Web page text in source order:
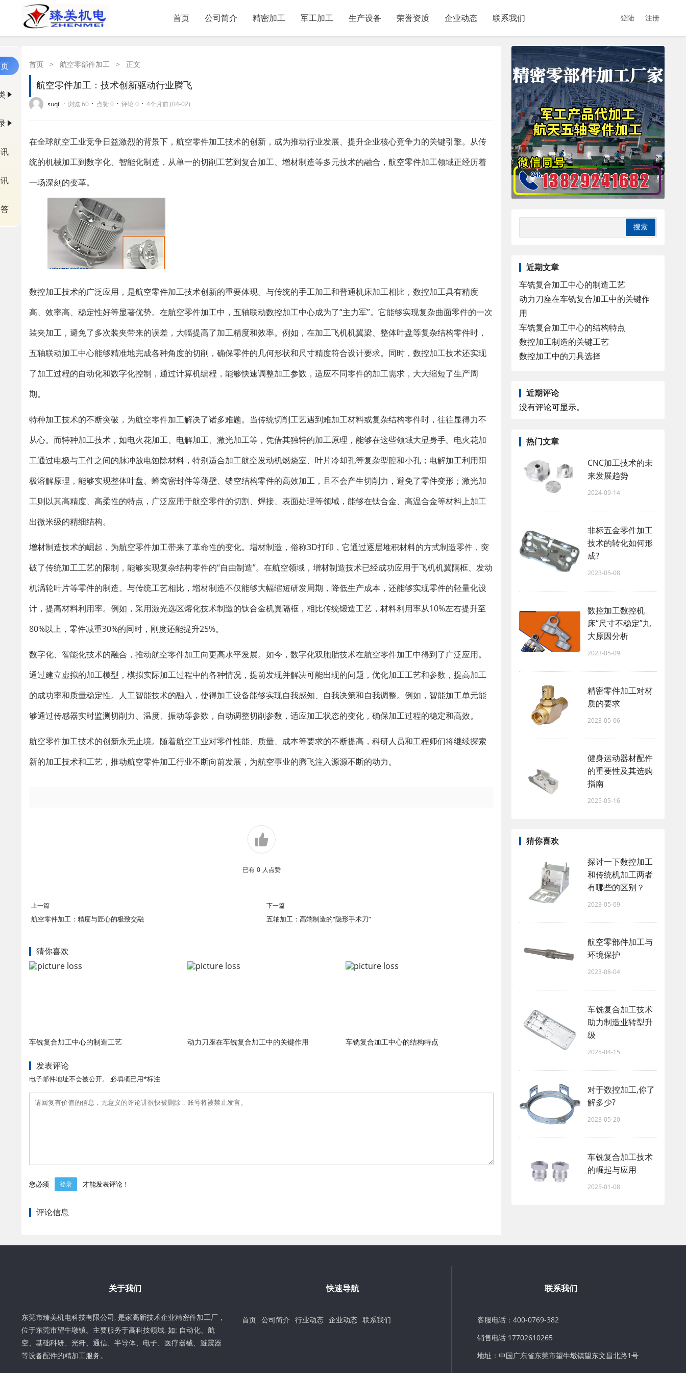
首页 公司简介 精密加工 军工加工 生产设备 荣誉资质 企业动态 联系我们 登陆 注册
首页 > 航空零部件加工 > 正文
航空零件加工：技术创新驱动行业腾飞
suqi · 浏览 60 · 点赞 0 · 评论 0 · 4个月前 (04-02)
在全球航空工业竞争日益激烈的背景下，航空零件加工技术的创新，成为推动行业发展、提升企业核心竞争力的关键引擎。从传
统的机械加工到数字化、智能化制造，从单一的切削工艺到复合加工、增材制造等多元技术的融合，航空零件加工领域正经历着
一场深刻的变革。
数控加工技术的广泛应用，是航空零件加工技术创新的重要体现。与传统的手工加工和普通机床加工相比，数控加工具有精度
高、效率高、稳定性好等显著优势。在航空零件加工中，五轴联动数控加工中心成为了“主力军”。它能够实现复杂曲面零件的一次
装夹加工，避免了多次装夹带来的误差，大幅提高了加工精度和效率。例如，在加工飞机机翼梁、整体叶盘等复杂结构零件时，
五轴联动加工中心能够精准地完成各种角度的切削，确保零件的几何形状和尺寸精度符合设计要求。同时，数控加工技术还实现
了加工过程的自动化和数字化控制，通过计算机编程，能够快速调整加工参数，适应不同零件的加工需求，大大缩短了生产周
期。
特种加工技术的不断突破，为航空零件加工解决了诸多难题。当传统切削工艺遇到难加工材料或复杂结构零件时，往往显得力不
从心。而特种加工技术，如电火花加工、电解加工、激光加工等，凭借其独特的加工原理，能够在这些领域大显身手。电火花加
工通过电极与工件之间的脉冲放电蚀除材料，特别适合加工航空发动机燃烧室、叶片冷却孔等复杂型腔和小孔；电解加工利用阳
极溶解原理，能够实现整体叶盘、蜂窝密封件等薄壁、镂空结构零件的高效加工，且不会产生切削力，避免了零件变形；激光加
工则以其高精度、高柔性的特点，广泛应用于航空零件的切割、焊接、表面处理等领域，能够在钛合金、高温合金等材料上加工
出微米级的精细结构。
增材制造技术的崛起，为航空零件加工带来了革命性的变化。增材制造，俗称3D打印，它通过逐层堆积材料的方式制造零件，突
破了传统加工工艺的限制，能够实现复杂结构零件的“自由制造”。在航空领域，增材制造技术已经成功应用于飞机机翼隔框、发动
机涡轮叶片等零件的制造。与传统工艺相比，增材制造不仅能够大幅缩短研发周期，降低生产成本，还能够实现零件的轻量化设
计，提高材料利用率。例如，采用激光选区熔化技术制造的钛合金机翼隔框，相比传统锻造工艺，材料利用率从10%左右提升至
80%以上，零件减重30%的同时，刚度还能提升25%。
数字化、智能化技术的融合，推动航空零件加工向更高水平发展。如今，数字化双胞胎技术在航空零件加工中得到了广泛应用。
通过建立虚拟的加工模型，模拟实际加工过程中的各种情况，提前发现并解决可能出现的问题，优化加工工艺和参数，提高加工
的成功率和质量稳定性。人工智能技术的融入，使得加工设备能够实现自我感知、自我决策和自我调整。例如，智能加工单元能
够通过传感器实时监测切削力、温度、振动等参数，自动调整切削参数，适应加工状态的变化，确保加工过程的稳定和高效。
航空零件加工技术的创新永无止境。随着航空工业对零件性能、质量、成本等要求的不断提高，科研人员和工程师们将继续探索
新的加工技术和工艺，推动航空零件加工行业不断向前发展，为航空事业的腾飞注入源源不断的动力。
已有 0 人点赞
上一篇
航空零件加工：精度与匠心的极致交融
下一篇
五轴加工：高端制造的“隐形手术刀”
猜你喜欢
车铣复合加工中心的制造工艺 动力刀座在车铣复合加工中的关键作用 车铣复合加工中心的结构特点
发表评论
电子邮件地址不会被公开。 必填项已用*标注
您必须 登录 才能发表评论！
评论信息
近期文章
车铣复合加工中心的制造工艺
动力刀座在车铣复合加工中的关键作
用
车铣复合加工中心的结构特点
数控加工制造的关键工艺
数控加工中的刀具选择
近期评论
没有评论可显示。
热门文章
CNC加工技术的未
来发展趋势
2024-09-14
非标五金零件加工
技术的转化如何形
成?
2023-05-08
数控加工数控机
床“尺寸不稳定”九
大原因分析
2023-05-09
精密零件加工对材
质的要求
2023-05-06
健身运动器材配件
的重要性及其选购
指南
2025-05-16
猜你喜欢
探讨一下数控加工
和传统机加工两者
有哪些的区别？
2023-05-09
航空零部件加工与
环境保护
2023-08-04
车铣复合加工技术
助力制造业转型升
级
2025-04-15
对于数控加工,你了
解多少?
2023-05-20
车铣复合加工技术
的崛起与应用
2025-01-08
关于我们
东莞市臻美机电科技有限公司, 是家高新技术企业精密件加工厂，
位于东莞市望牛墩镇。主要服务于高科技领域, 如: 自动化、航
空、基础科研、光纤、通信、半导体、电子、医疗器械、避震器
等设备配件的精加工服务。
快速导航
首页 公司简介 行业动态 企业动态 联系我们
联系我们
客服电话：400-0769-382
销售电话 17702610265
地址：中国广东省东莞市望牛墩镇望东文昌北路1号